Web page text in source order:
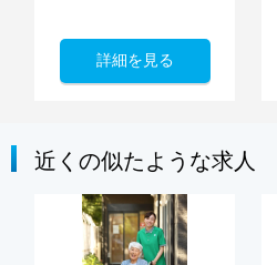
詳細を見る
近くの似たような求人